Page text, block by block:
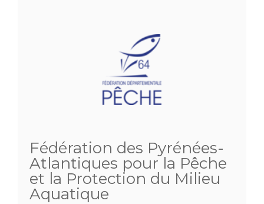
Fédération des Pyrénées-
Atlantiques pour la Pêche
et la Protection du Milieu
Aquatique